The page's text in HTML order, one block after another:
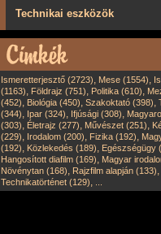
Technikai eszközök
Ismeretterjesztő (2723), Mese (1554),
(1163), Földrajz (751), Politika (610),
(452), Biológia (450), Szakoktató (398),
(344), Ipar (324), Ifjúsági (308),
(303), Életrajz (277), Művészet (251),
(229), Irodalom (200), Fizika (192),
(192), Közlekedés (189), Egészségügy
Hangosított diafilm (169), Magyar
Növénytan (168), Rajzfilm alapján (133),
Technikatörténet (129),